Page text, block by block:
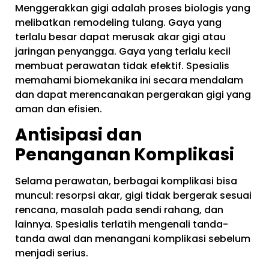
Menggerakkan gigi adalah proses biologis yang
melibatkan remodeling tulang. Gaya yang
terlalu besar dapat merusak akar gigi atau
jaringan penyangga. Gaya yang terlalu kecil
membuat perawatan tidak efektif. Spesialis
memahami biomekanika ini secara mendalam
dan dapat merencanakan pergerakan gigi yang
aman dan efisien.
Antisipasi dan
Penanganan Komplikasi
Selama perawatan, berbagai komplikasi bisa
muncul: resorpsi akar, gigi tidak bergerak sesuai
rencana, masalah pada sendi rahang, dan
lainnya. Spesialis terlatih mengenali tanda-
tanda awal dan menangani komplikasi sebelum
menjadi serius.